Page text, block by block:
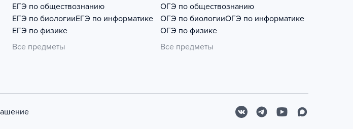
ЕГЭ по обществознанию
ЕГЭ по биологииЕГЭ по информатике
ЕГЭ по физике
Все предметы
ОГЭ по обществознанию
ОГЭ по биологииОГЭ по информатике
ОГЭ по физике
Все предметы